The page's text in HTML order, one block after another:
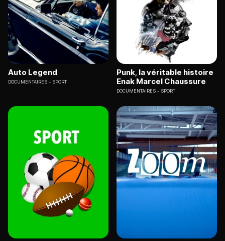
Auto Legend
DOCUMENTAIRES SPORT
Punk, la véritable histoire
Enak Marcel Chaussure
DOCUMENTAIRES SPORT